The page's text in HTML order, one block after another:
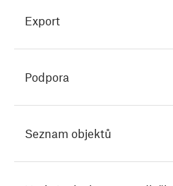
Export
Podpora
Seznam objektů